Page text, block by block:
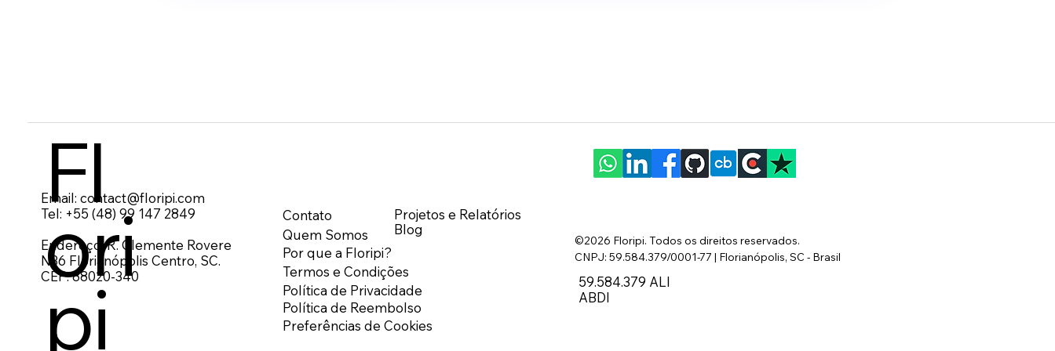
©2026 Floripi. Todos os direitos reservados.
CNPJ: 59.584.379/0001-77 | Florianópolis, SC - Brasil
59.584.379 ALI
ABDI
Por que a Floripi?
Política de Privacidade
Política de Reembolso
Termos e Condições
Contato
Quem Somos
Preferências de Cookies
Projetos e Relatórios
Blog
Fl
Ori
Pi
Email: contact@floripi.com
Tel: +55 (48) 99 147 2849
Endereço: R. Clemente Rovere
N36 Florianópolis Centro, SC.
CEP: 88020-340